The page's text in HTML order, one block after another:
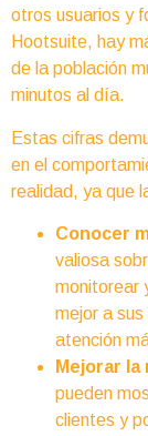
otros usuarios y
Hootsuite, hay
de la población
minutos al día.
Estas cifras
en el
realidad, ya que
Conocer
valiosa
monitorear
mejor a
atención
Mejorar
pueden
clientes y